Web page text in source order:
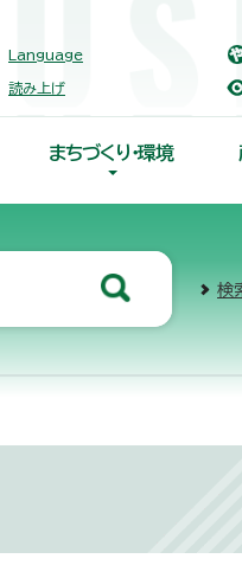
Language
読み上げ
まちづくり・環境
検